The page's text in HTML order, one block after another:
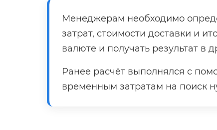
Менеджерам необходимо
затрат, стоимости доставки и
валюте и получать результат в
Ранее расчёт выполнялся с
временным затратам на поиск